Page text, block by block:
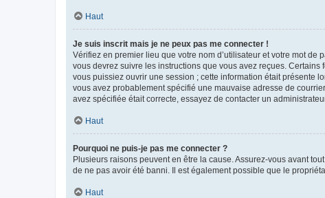
Haut
Je suis inscrit mais je ne peux pas me connecter !
Vérifiez en premier lieu que votre nom d’utilisateur et votre mot de
vous devrez suivre les instructions que vous avez reçues.
vous puissiez ouvrir une session ; cette information était présente
vous avez probablement spécifié une mauvaise adresse de
avez spécifiée était correcte, essayez de contacter un
Haut
Pourquoi ne puis-je pas me connecter ?
Plusieurs raisons peuvent en être la cause. Assurez-vous avant
de ne pas avoir été banni. Il est également possible que le
Haut